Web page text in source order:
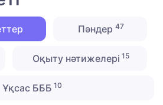
Пәндер47
Оқыту нәтижелері 15
Ұқсас БББ 10